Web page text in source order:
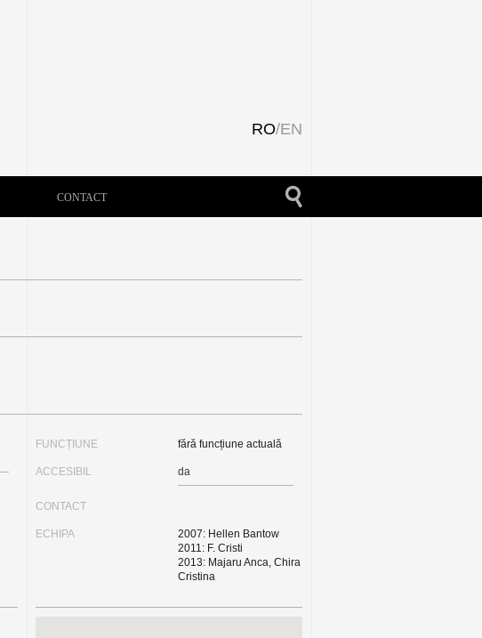
RO/EN
CONTACT
FUNCȚIUNE fără funcțiune actuală
ACCESIBIL da
CONTACT
ECHIPA
2007: Hellen Bantow
2011: F. Cristi
2013: Majaru Anca, Chira
Cristina